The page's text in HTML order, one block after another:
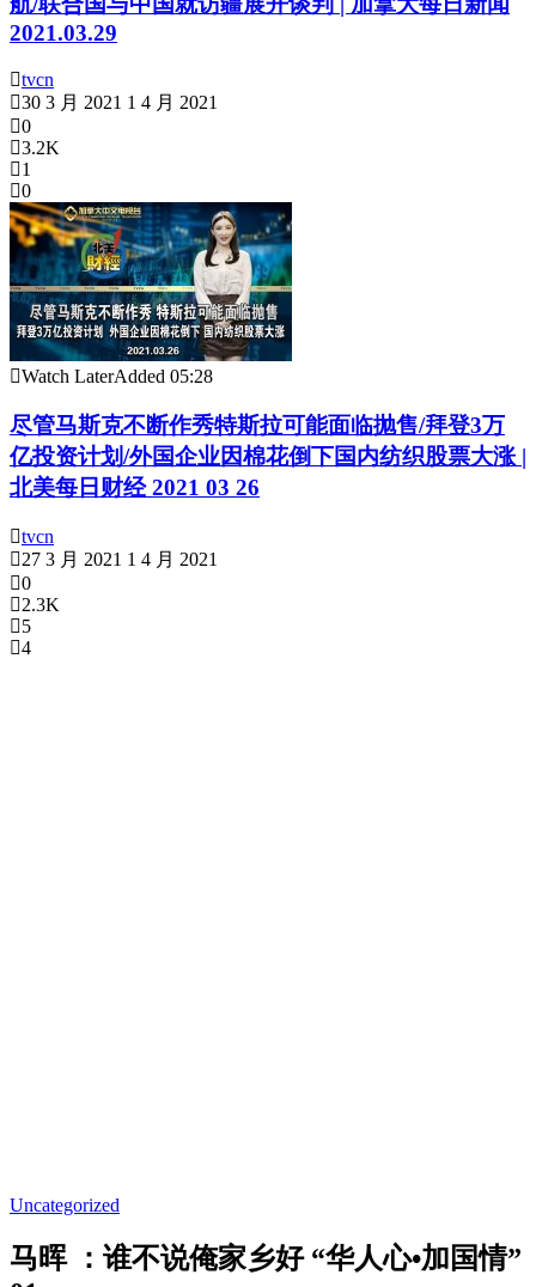
2021.03.29
tvcn
30 3 月 2021 1 4 月 2021
0
3.2K
1
0
Watch LaterAdded 05:28
尽管马斯克不断作秀特斯拉可能面临抛售/拜登3万
亿投资计划/外国企业因棉花倒下国内纺织股票大涨 |
北美每日财经 2021 03 26
tvcn
27 3 月 2021 1 4 月 2021
0
2.3K
5
4
Uncategorized
马晖 ：谁不说俺家乡好 “华人心•加国情”